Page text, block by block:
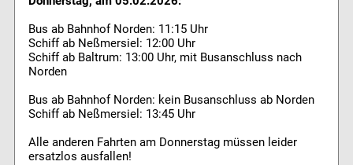
Bus ab Bahnhof Norden: 11:15 Uhr
Schiff ab Neßmersiel: 12:00 Uhr
Schiff ab Baltrum: 13:00 Uhr, mit Busanschluss nach
Norden
Bus ab Bahnhof Norden: kein Busanschluss ab Norden
Schiff ab Neßmersiel: 13:45 Uhr
Alle anderen Fahrten am Donnerstag müssen leider
ersatzlos ausfallen!